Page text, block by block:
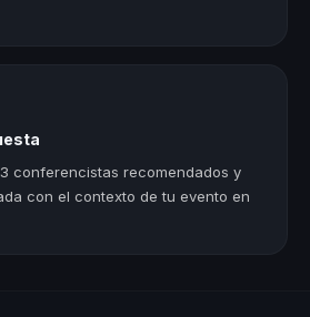
conferencistas recomendados y
con el contexto de tu evento en